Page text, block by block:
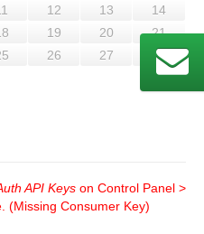
12 13
14
19 20
21
26 27
28
API Keys on Control Panel >
(Missing Consumer Key)